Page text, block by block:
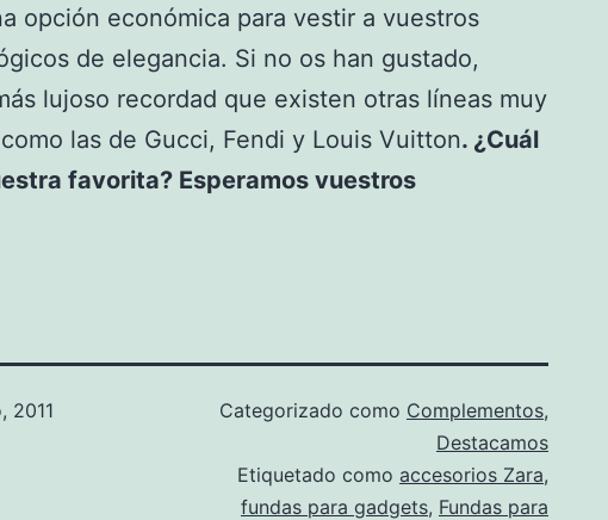
opción económica para vestir a vuestros
de elegancia. Si no os han gustado,
lujoso recordad que existen otras líneas muy
las de Gucci, Fendi y Louis Vuitton. ¿Cuál
favorita? Esperamos vuestros
2011
Categorizado como Complementos,
Destacamos
Etiquetado como accesorios Zara,
fundas para gadgets, Fundas para